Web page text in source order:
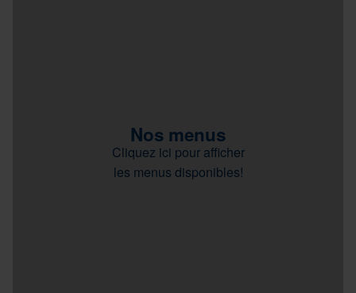
Nos menus
Cliquez ici pour afficher
les menus disponibles!